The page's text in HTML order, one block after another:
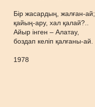
Бір жасардың, жалған-ай;
қайың-ару, хал қалай?..
Айыр інген – Алатау,
боздап келіп қалғаны-ай.
1978